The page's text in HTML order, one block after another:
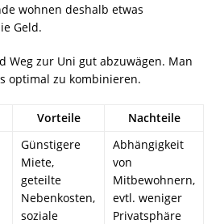
wohnen deshalb etwas
Geld.
Weg zur Uni gut abzuwägen. Man
optimal zu kombinieren.
Vorteile
Nachteile
Günstigere
Miete,
geteilte
Nebenkosten,
soziale
Abhängigkeit
von
Mitbewohnern,
evtl. weniger
Privatsphäre